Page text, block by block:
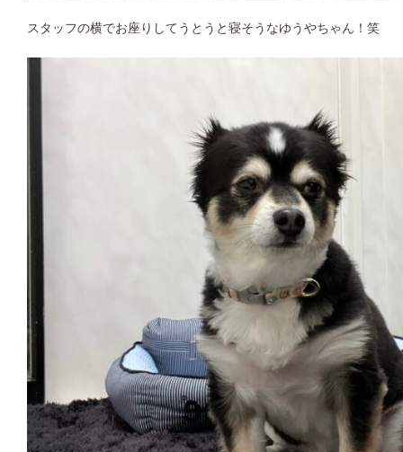
スタッフの横でお座りしてうとうと寝そうなゆうやちゃん！笑